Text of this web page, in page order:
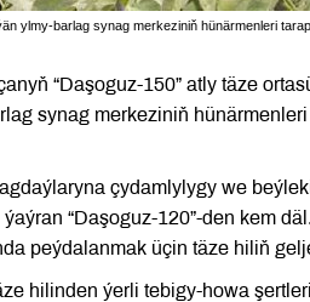
ylmy-barlag synag merkeziniň hünärmenleri
“Daşoguz-150” atly täze
synag merkeziniň
çydamlylygy we
“Daşoguz-120”-den kem
peýdalanmak üçin täze hiliň
hilinden ýerli tebigy-howa